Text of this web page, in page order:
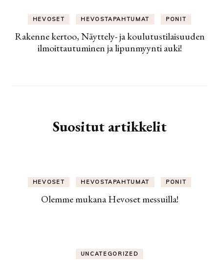
HEVOSET HEVOSTAPAHTUMAT PONIT
Rakenne kertoo, Näyttely- ja koulutustilaisuuden
ilmoittautuminen ja lipunmyynti auki!
Suositut artikkelit
HEVOSET HEVOSTAPAHTUMAT PONIT
Olemme mukana Hevoset messuilla!
UNCATEGORIZED